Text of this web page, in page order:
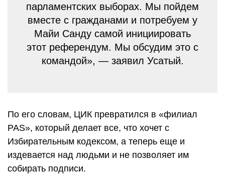
парламентских выборах. Мы пойдем
вместе с гражданами и потребуем у
Майи Санду самой инициировать
этот референдум. Мы обсудим это с
командой», — заявил Усатый.
По его словам, ЦИК превратился в «филиал
PAS», который делает все, что хочет с
Избирательным кодексом, а теперь еще и
издевается над людьми и не позволяет им
собирать подписи.